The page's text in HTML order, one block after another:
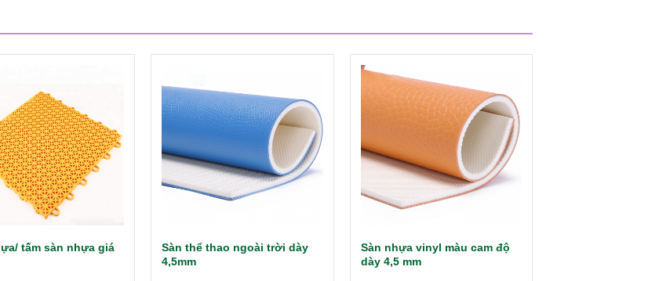
tấm sàn nhựa giá
Sàn thể thao ngoài trời dày
4,5mm
Sàn nhựa vinyl màu cam độ
dày 4,5 mm